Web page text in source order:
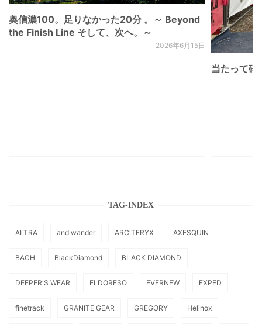
奥信濃100。足りなかった20分 。～ Beyond
the Finish Line そして、次へ。～
2026年6月15日
当たって砕
TAG-INDEX
ALTRA and wander ARC'TERYX AXESQUIN
BACH BlackDiamond BLACK DIAMOND
DEEPER'S WEAR ELDORESO EVERNEW EXPED
finetrack GRANITE GEAR GREGORY Helinox